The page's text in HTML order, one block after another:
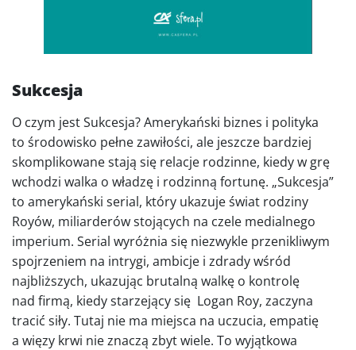
Sukcesja
O czym jest Sukcesja? Amerykański biznes i polityka
to środowisko pełne zawiłości, ale jeszcze bardziej
skomplikowane stają się relacje rodzinne, kiedy w grę
wchodzi walka o władzę i rodzinną fortunę. „Sukcesja”
to amerykański serial, który ukazuje świat rodziny
Royów, miliarderów stojących na czele medialnego
imperium. Serial wyróżnia się niezwykle przenikliwym
spojrzeniem na intrygi, ambicje i zdrady wśród
najbliższych, ukazując brutalną walkę o kontrolę
nad firmą, kiedy starzejący się Logan Roy, zaczyna
tracić siły. Tutaj nie ma miejsca na uczucia, empatię
a więzy krwi nie znaczą zbyt wiele. To wyjątkowa